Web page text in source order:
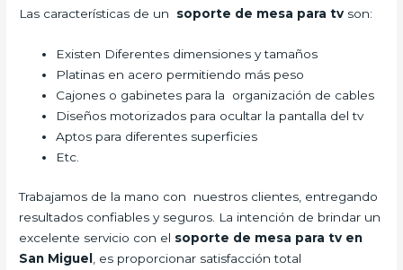
Las características de un soporte de mesa para tv son:
Existen Diferentes dimensiones y tamaños
Platinas en acero permitiendo más peso
Cajones o gabinetes para la organización de cables
Diseños motorizados para ocultar la pantalla del tv
Aptos para diferentes superficies
Etc.
Trabajamos de la mano con nuestros clientes, entregando
resultados confiables y seguros. La intención de brindar un
excelente servicio con el soporte de mesa para tv en
San Miguel
, es proporcionar satisfacción total